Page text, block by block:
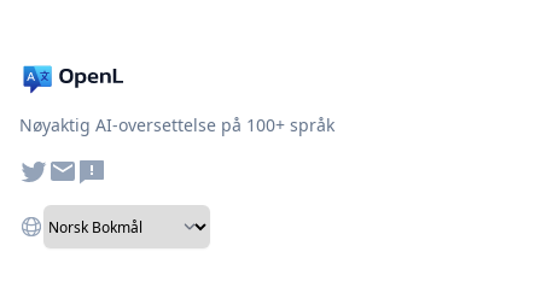
Nøyaktig AI-oversettelse på 100+ språk